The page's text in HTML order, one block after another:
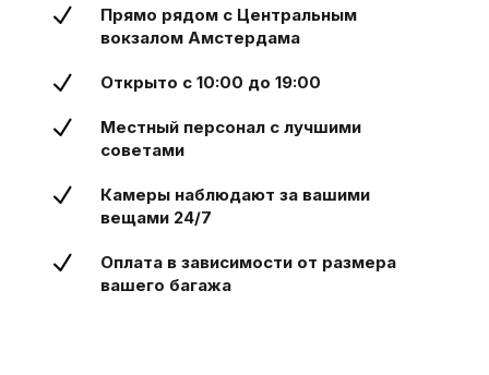
N
Прямо рядом с Центральным
вокзалом Амстердама
N Открыто с 10:00 до 19:00
N
Местный персонал с лучшими
советами
N
Камеры наблюдают за вашими
вещами 24/7
N
Оплата в зависимости от размера
вашего багажа